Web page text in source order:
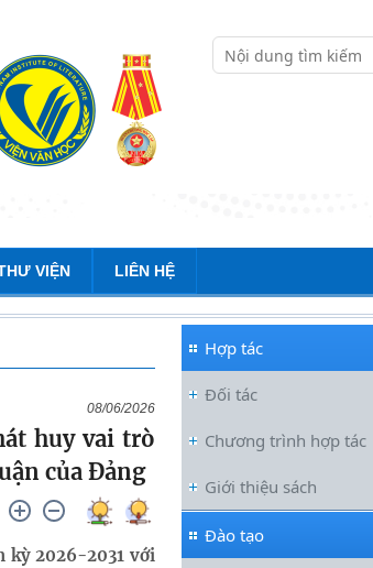
VIỆN LIÊN HỆ
08/06/2026
huy vai trò
của Đảng
kỳ 2026-2031 với
Hợp tác
Đối tác
Chương trình hợp tác
Giới thiệu sách
Đào tạo